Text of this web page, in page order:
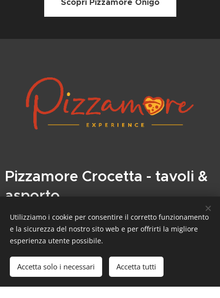
Pizzamore Crocetta - tavoli &
asporto
L'esperienza della pizza ad un livello superiore!
Presto potrai gustare la nostra deliziosa pizza
location di Pizzamore! Dove ogni morso è un
viaggio memorabile!
Utilizziamo i cookie per consentire il corretto funzionamento
e la sicurezza del nostro sito web e per offrirti la migliore
esperienza utente possibile.
Accetta solo i necessari Accetta tutti